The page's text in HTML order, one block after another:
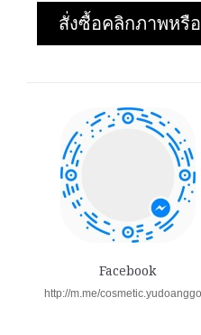
สั่งซื้อคลิกภาพหรื
Facebook
http://m.me/